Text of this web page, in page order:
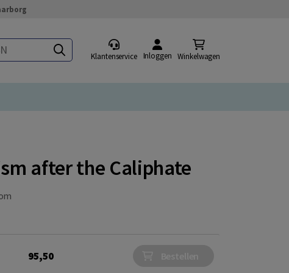
Klantenservice Inloggen Winkelwagen
after the Caliphate
95,50